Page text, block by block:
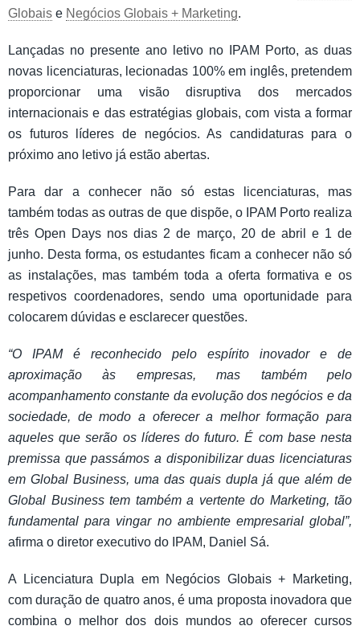
Globais e Negócios Globais + Marketing.
Lançadas no presente ano letivo no IPAM Porto, as duas
novas licenciaturas, lecionadas 100% em inglês, pretendem
proporcionar uma visão disruptiva dos mercados
internacionais e das estratégias globais, com vista a formar
os futuros líderes de negócios. As candidaturas para o
próximo ano letivo já estão abertas.
Para dar a conhecer não só estas licenciaturas, mas
também todas as outras de que dispõe, o IPAM Porto realiza
três Open Days nos dias 2 de março, 20 de abril e 1 de
junho. Desta forma, os estudantes ficam a conhecer não só
as instalações, mas também toda a oferta formativa e os
respetivos coordenadores, sendo uma oportunidade para
colocarem dúvidas e esclarecer questões.
“O IPAM é reconhecido pelo espírito inovador e de
aproximação às empresas, mas também pelo
acompanhamento constante da evolução dos negócios e da
sociedade, de modo a oferecer a melhor formação para
aqueles que serão os líderes do futuro. É com base nesta
premissa que passámos a disponibilizar duas licenciaturas
em Global Business, uma das quais dupla já que além de
Global Business tem também a vertente do Marketing, tão
fundamental para vingar no ambiente empresarial global”,
afirma o diretor executivo do IPAM, Daniel Sá.
A Licenciatura Dupla em Negócios Globais + Marketing,
com duração de quatro anos, é uma proposta inovadora que
combina o melhor dos dois mundos ao oferecer cursos